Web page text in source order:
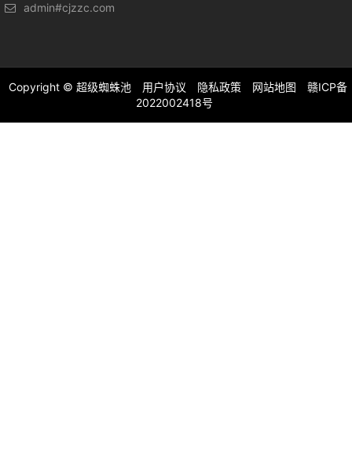
admin#cjzzc.com
Copyright © 超级蜘蛛池 用户协议 隐私政策 网站地图
赣ICP备
2022002418号